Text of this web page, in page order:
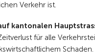
Verkehr ist.
kantonalen
für alle